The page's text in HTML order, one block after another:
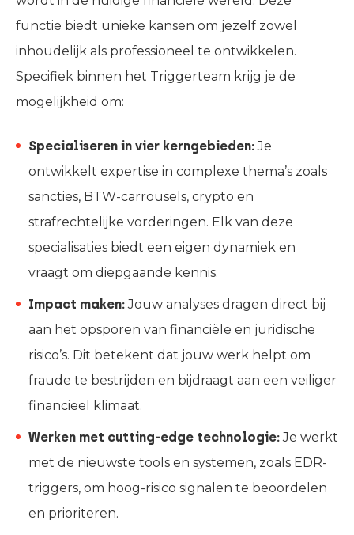
functie biedt unieke kansen om jezelf zowel
inhoudelijk als professioneel te ontwikkelen.
Specifiek binnen het Triggerteam krijg je de
mogelijkheid om:
Specialiseren in vier kerngebieden:Je
ontwikkelt expertise in complexe thema’s zoals
sancties, BTW-carrousels, crypto en
strafrechtelijke vorderingen. Elk van deze
specialisaties biedt een eigen dynamiek en
vraagt om diepgaande kennis.
Impact maken:Jouw analyses dragen direct bij
aan het opsporen van financiële en juridische
risico’s. Dit betekent dat jouw werk helpt om
fraude te bestrijden en bijdraagt aan een veiliger
financieel klimaat.
Werken met cutting-edge technologie:Je werkt
met de nieuwste tools en systemen, zoals EDR-
triggers, om hoog-risico signalen te beoordelen
en prioriteren.